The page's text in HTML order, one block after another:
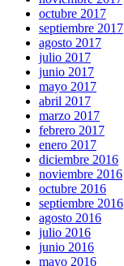
octubre 2017
septiembre 2017
agosto 2017
julio 2017
junio 2017
mayo 2017
abril 2017
marzo 2017
febrero 2017
enero 2017
diciembre 2016
noviembre 2016
octubre 2016
septiembre 2016
agosto 2016
julio 2016
junio 2016
mayo 2016